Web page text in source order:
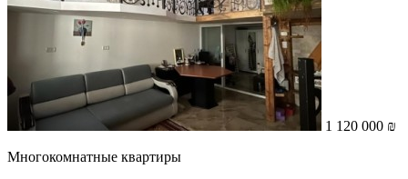
1 120 000 ₪
Многокомнатные квартиры